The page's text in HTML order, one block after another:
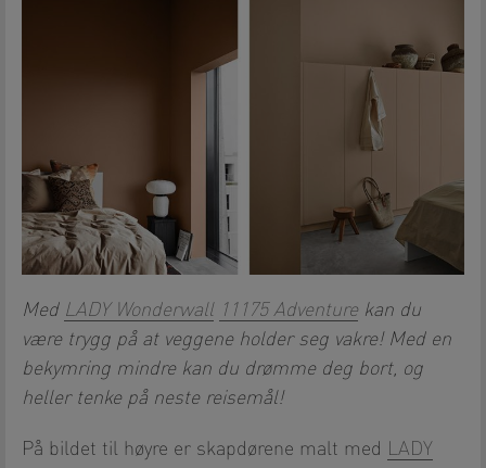
Med LADY Wonderwall 11175 Adventure kan du
være trygg på at veggene holder seg vakre! Med en
bekymring mindre kan du drømme deg bort, og
heller tenke på neste reisemål!
På bildet til høyre er skapdørene malt med
LADY